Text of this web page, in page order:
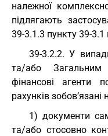
належної
підлягають
39-3.1.3 пункту 39-3.1
39-3.2.2. У
та/або Загальним
фінансові агенти
рахунків
1) документи
та/або стосовно